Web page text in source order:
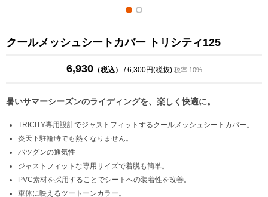
クールメッシュシートカバー トリシティ125
6,930（税込） / 6,300円(税抜) 税率:10%
暑いサマーシーズンのライディングを、楽しく快適に。
TRICITY専用設計でジャストフィットするクールメッシュシートカバー。
炎天下駐輪時でも熱くなりません。
バツグンの通気性
ジャストフィットな専用サイズで着脱も簡単。
PVC素材を採用することでシートへの装着性を改善。
車体に映えるツートーンカラー。